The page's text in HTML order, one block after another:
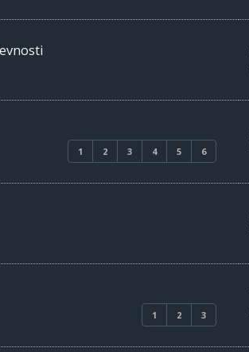
1 2 3 4 5 6
1 2 3